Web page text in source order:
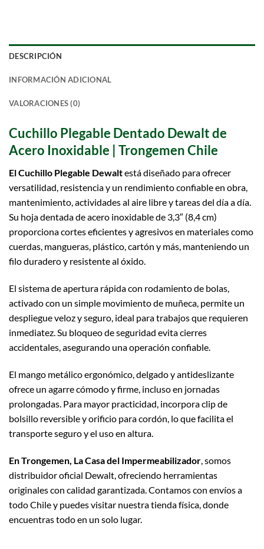
DESCRIPCIÓN
INFORMACIÓN ADICIONAL
VALORACIONES (0)
Cuchillo Plegable Dentado Dewalt de
Acero Inoxidable | Trongemen Chile
El Cuchillo Plegable Dewaltestá diseñado para ofrecer
versatilidad, resistencia y un rendimiento confiable en obra,
mantenimiento, actividades al aire libre y tareas del día a día.
Su hoja dentada de acero inoxidable de 3,3″ (8,4 cm)
proporciona cortes eficientes y agresivos en materiales como
cuerdas, mangueras, plástico, cartón y más, manteniendo un
filo duradero y resistente al óxido.
El sistema de apertura rápida con rodamiento de bolas,
activado con un simple movimiento de muñeca, permite un
despliegue veloz y seguro, ideal para trabajos que requieren
inmediatez. Su bloqueo de seguridad evita cierres
accidentales, asegurando una operación confiable.
El mango metálico ergonómico, delgado y antideslizante
ofrece un agarre cómodo y firme, incluso en jornadas
prolongadas. Para mayor practicidad, incorpora clip de
bolsillo reversible y orificio para cordón, lo que facilita el
transporte seguro y el uso en altura.
En Trongemen, La Casa del Impermeabilizador , somos
distribuidor oficial Dewalt, ofreciendo herramientas
originales con calidad garantizada. Contamos con envíos a
todo Chile y puedes visitar nuestra tienda física, donde
encuentras todo en un solo lugar.